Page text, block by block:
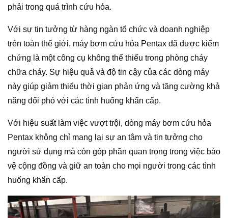
phải trong quá trình cứu hỏa.
Với sự tin tưởng từ hàng ngàn tổ chức và doanh nghiệp
trên toàn thế giới, máy bơm cứu hỏa Pentax đã được kiểm
chứng là một công cụ không thể thiếu trong phòng cháy
chữa cháy. Sự hiệu quả và độ tin cậy của các dòng máy
này giúp giảm thiểu thời gian phản ứng và tăng cường khả
năng đối phó với các tình huống khẩn cấp.
Với hiệu suất làm việc vượt trội, dòng máy bơm cứu hỏa
Pentax không chỉ mang lại sự an tâm và tin tưởng cho
người sử dụng mà còn góp phần quan trọng trong việc bảo
vệ cộng đồng và giữ an toàn cho mọi người trong các tình
huống khẩn cấp.